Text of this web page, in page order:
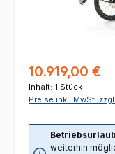
Regulärer Preis:
10.919,00 €
Inhalt: 1 Stück
Preise inkl. MwSt.
weiterhin